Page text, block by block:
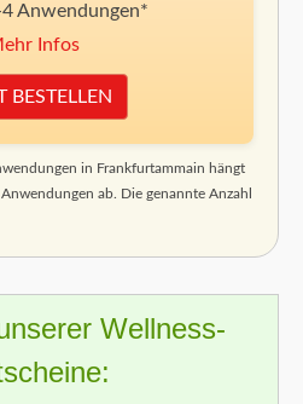
Anwendungen*
Infos
BESTELLEN
in Frankfurtammain hängt
ab. Die genannte Anzahl
Wellness-